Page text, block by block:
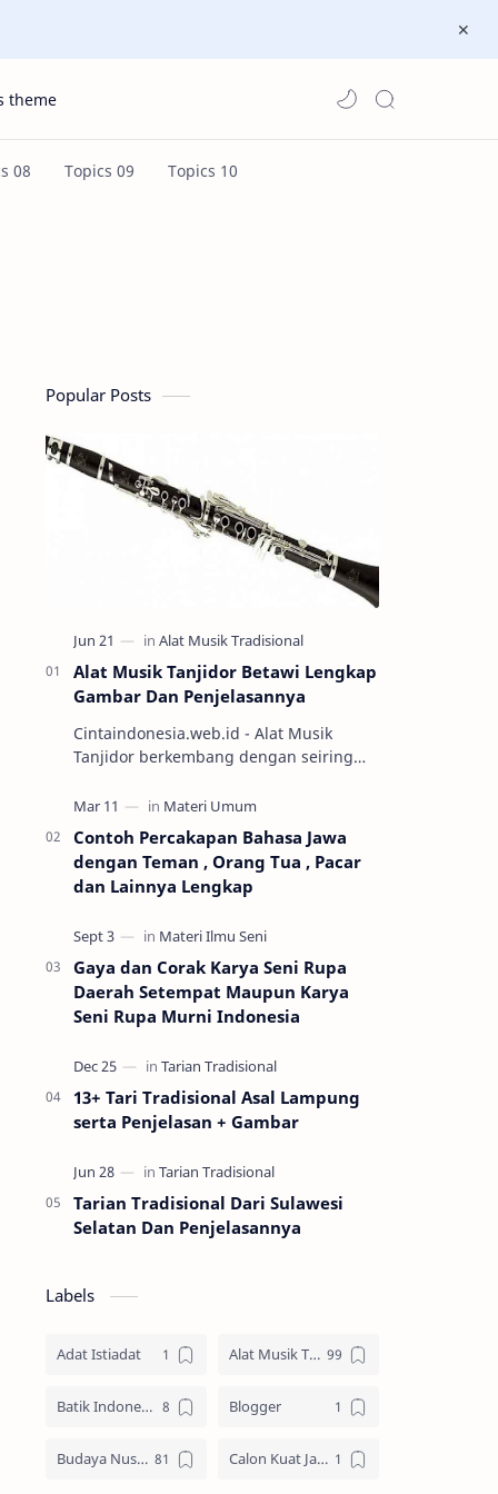
theme
Popular Posts
Alat Musik Tanjidor Betawi Lengkap
Gambar Dan Penjelasannya
Cintaindonesia.web.id - Alat Musik
Tanjidor berkembang dengan seiring
yang mulai marak diabad ke-19.
Keseni…
Contoh Percakapan Bahasa Jawa
dengan Teman , Orang Tua , Pacar
dan Lainnya Lengkap
Gaya dan Corak Karya Seni Rupa
Daerah Setempat Maupun Karya
Seni Rupa Murni Indonesia
13+ Tari Tradisional Asal Lampung
serta Penjelasan + Gambar
Tarian Tradisional Dari Sulawesi
Selatan Dan Penjelasannya
Labels
Adat Istiadat Alat Musik Tradisional
Batik Indonesia Blogger
Budaya Nusantara Calon Kuat Jadi Panglima TNI